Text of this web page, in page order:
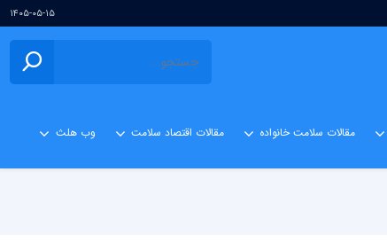
۱۴۰۵-۰۵-۱۵
مقالات سلامت خانواده مقالات اقتصاد سلامت وب هلث